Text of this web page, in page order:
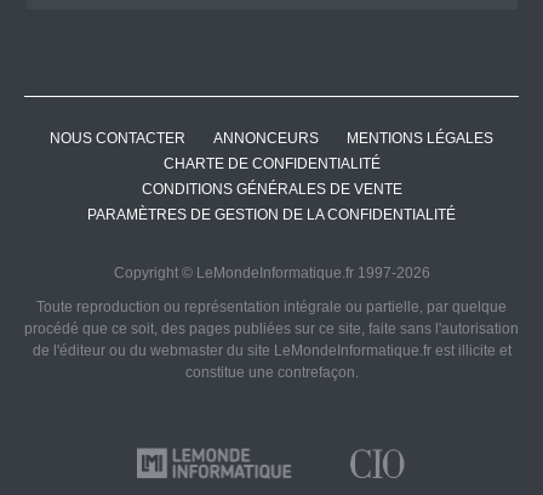
NOUS CONTACTER ANNONCEURS
MENTIONS LÉGALES
CHARTE DE CONFIDENTIALITÉ
CONDITIONS GÉNÉRALES DE VENTE
PARAMÈTRES DE GESTION DE LA CONFIDENTIALITÉ
Copyright © LeMondeInformatique.fr 1997-2026
Toute reproduction ou représentation intégrale ou partielle, par quelque
procédé que ce soit, des pages publiées sur ce site, faite sans l'autorisation
de l'éditeur ou du webmaster du site LeMondeInformatique.fr est illicite et
constitue une contrefaçon.